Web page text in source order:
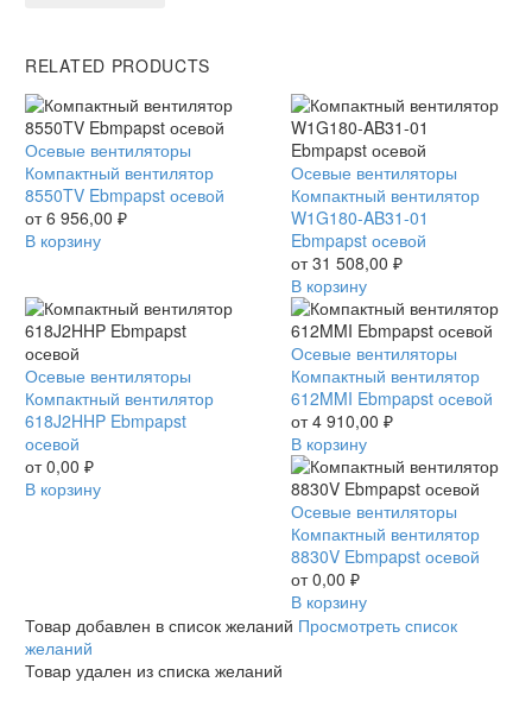
RELATED PRODUCTS
Компактный
вентилятор
8550TV
Ebmpapst
осевой
Осевые вентиляторы
Компактный вентилятор
8550TV Ebmpapst осевой
от6 956,00 ₽
В корзину
Компактный
вентилятор
W1G180-
AB31-
01
Ebmpapst
осевой
Осевые вентиляторы
Компактный вентилятор
W1G180-AB31-01
Ebmpapst осевой
от31 508,00 ₽
В корзину
Компактный
вентилятор
618J2HHP
Ebmpapst
осевой
Осевые вентиляторы
Компактный вентилятор
618J2HHP Ebmpapst
осевой
от0,00 ₽
В корзину
Компактный
вентилятор
612MMI
Ebmpapst
осевой
Осевые вентиляторы
Компактный вентилятор
612MMI Ebmpapst осевой
от4 910,00 ₽
В корзину
Компактный
вентилятор
8830V
Ebmpapst
осевой
Осевые вентиляторы
Компактный вентилятор
8830V Ebmpapst осевой
от0,00 ₽
В корзину
Товар добавлен в список желаний Просмотреть список
желаний
Товар удален из списка желаний